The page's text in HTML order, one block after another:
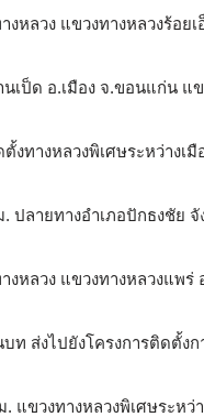
งหลวง แขวงทางหลวงร้อยเ
นเป็ด อ.เมือง จ.ขอนแก่น แ
งทางหลวงพิเศษระหว่างเมื
. ปลายทางอำเภอปักธงชัย จั
งหลวง แขวงทางหลวงแพร่
ท ส่งไปยังโครงการติดตั้งก
แขวงทางหลวงพิเศษระหว่า